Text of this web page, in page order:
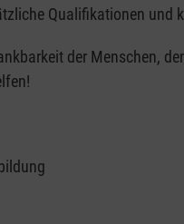
Qualifikationen und
der Menschen,